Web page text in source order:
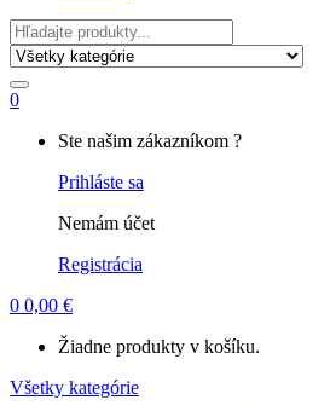
Hľadať
0
Ste našim zákazníkom ?
Prihláste sa
Nemám účet
Registrácia
0 0,00 €
Žiadne produkty v košíku.
Všetky kategórie